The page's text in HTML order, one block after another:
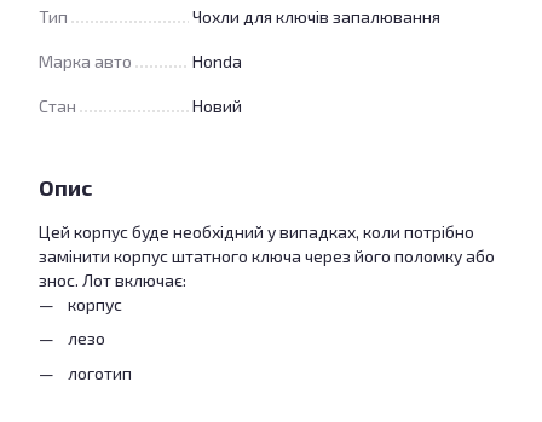
Тип Чохли для ключів запалювання
Марка авто Honda
Стан Новий
Опис
Цей корпус буде необхідний у випадках, коли потрібно
замінити корпус штатного ключа через його поломку або
знос. Лот включає:
корпус
лезо
логотип